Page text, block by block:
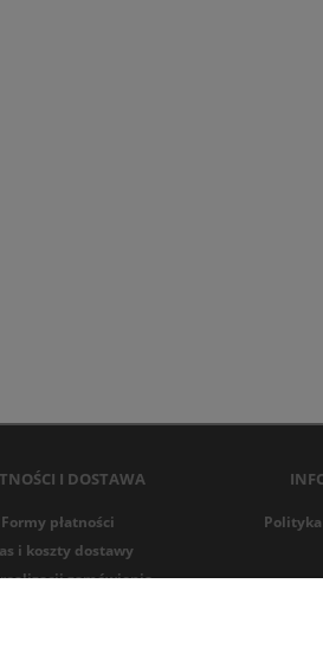
I DOSTAWA
Formy płatności
i koszty dostawy
realizacji zamówienia